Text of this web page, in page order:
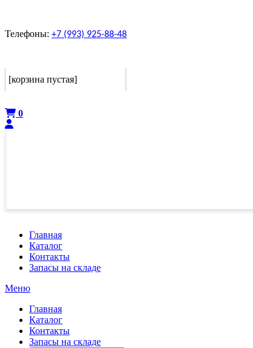
Телефоны: +7 (993) 925-88-48
[корзина пустая]
0
Главная
Каталог
Контакты
Запасы на складе
Меню
Главная
Каталог
Контакты
Запасы на складе